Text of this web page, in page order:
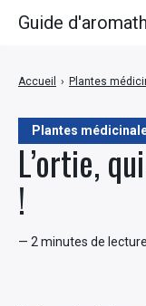
Plantes
L’ortie,
!
— 2 minutes de lecture
Accueil › Plantes
Guide
Huiles végétales
Hydrolats